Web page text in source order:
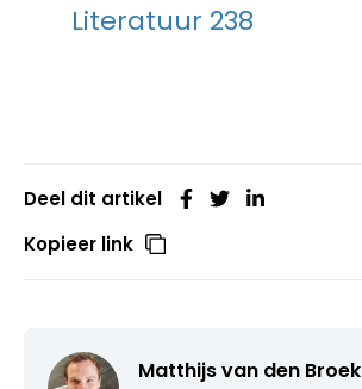
Literatuur 238
Deel dit artikel
Kopieer link
Matthijs van den Broek